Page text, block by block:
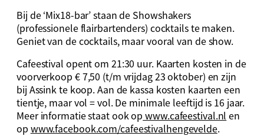
Bij de ‘Mix18-bar’ staan de Showshakers
(professionele flairbartenders) cocktails te maken.
Geniet van de cocktails, maar vooral van de show.
Cafeestival opent om 21:30 uur. Kaarten kosten in de
voorverkoop € 7,50 (t/m vrijdag 23 oktober) en zijn
bij Assink te koop. Aan de kassa kosten kaarten een
tientje, maar vol = vol. De minimale leeftijd is 16 jaar.
Meer informatie staat ook op www.cafeestival.nl en
op www.facebook.com/cafeestivalhengevelde.